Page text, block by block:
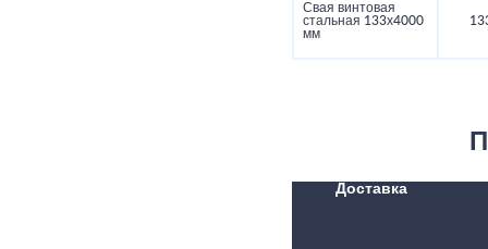
Свая винтовая
стальная 133х4000
мм
Доставка